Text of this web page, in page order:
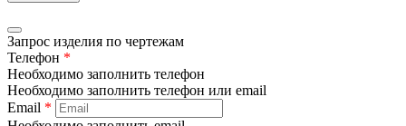
Запрос изделия по чертежам
Телефон *
Необходимо заполнить телефон
Необходимо заполнить телефон или email
Email *